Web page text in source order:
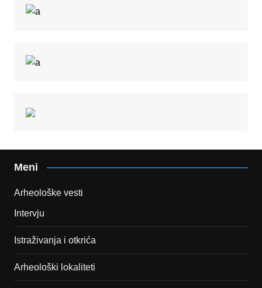
Meni
Arheološke vesti
Intervju
Istraživanja i otkrića
Arheološki lokaliteti